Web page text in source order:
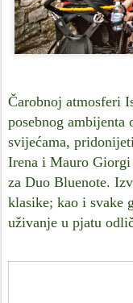
Čarobnoj atmosferi
posebnog
svijećama,
Irena i Mauro
za Duo Bluenote.
klasike; kao i svake
uživanje u pjatu